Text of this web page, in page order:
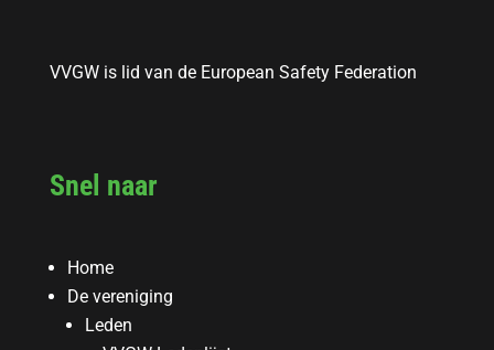
VVGW is lid van de European Safety Federation
Snel naar
Home
De vereniging
Leden